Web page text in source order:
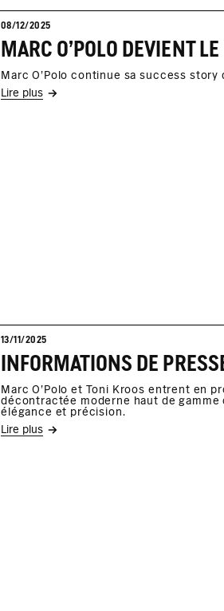
08/12/2025
MARC O'POLO DEVIENT
Marc O'Polo continue sa success
Lire plus
13/11/2025
Marc O'Polo et Toni Kroos entrent en
décontractée moderne haut de
élégance et précision.
Lire plus